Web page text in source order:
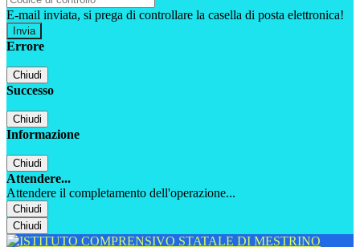
E-mail inviata, si prega di controllare la casella di posta elettronica!
Errore
Chiudi
Successo
Chiudi
Informazione
Chiudi
Attendere...
Attendere il completamento dell'operazione...
Chiudi
Chiudi